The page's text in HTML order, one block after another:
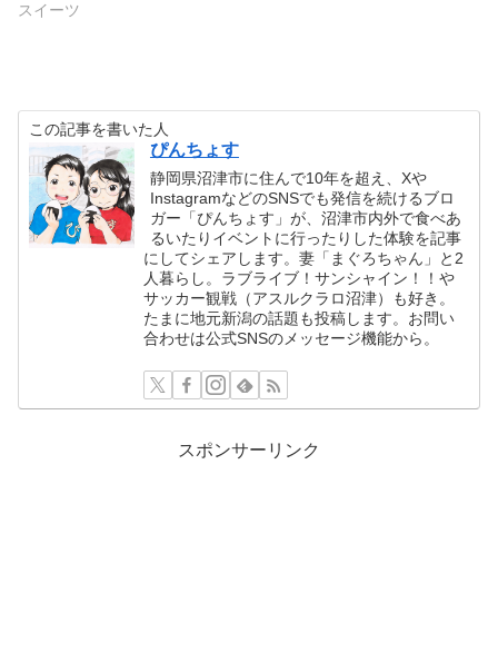
スイーツ
この記事を書いた人
ぴんちょす
静岡県沼津市に住んで10年を超え、Xや
InstagramなどのSNSでも発信を続けるブロ
ガー「ぴんちょす」が、沼津市内外で食べあ
るいたりイベントに行ったりした体験を記事
にしてシェアします。妻「まぐろちゃん」と2
人暮らし。ラブライブ！サンシャイン！！や
サッカー観戦（アスルクラロ沼津）も好き。
たまに地元新潟の話題も投稿します。お問い
合わせは公式SNSのメッセージ機能から。
スポンサーリンク